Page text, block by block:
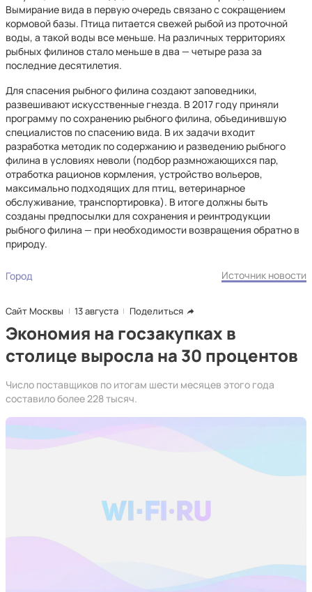
Вымирание вида в первую очередь связано с сокращением
кормовой базы. Птица питается свежей рыбой из проточной
воды, а такой воды все меньше. На различных территориях
рыбных филинов стало меньше в два — четыре раза за
последние десятилетия.
Для спасения рыбного филина создают заповедники,
развешивают искусственные гнезда. В 2017 году приняли
программу по сохранению рыбного филина, объединившую
специалистов по спасению вида. В их задачи входит
разработка методик по содержанию и разведению рыбного
филина в условиях неволи (подбор размножающихся пар,
отработка рационов кормления, устройство вольеров,
максимально подходящих для птиц, ветеринарное
обслуживание, транспортировка). В итоге должны быть
созданы предпосылки для сохранения и реинтродукции
рыбного филина — при необходимости возвращения обратно в
природу.
Город Источник новости
Сайт Москвы 13 августа Поделиться
Экономия на госзакупках в
столице выросла на 30 процентов
Число поставщиков по итогам шести месяцев этого года
составило более 228 тысяч.